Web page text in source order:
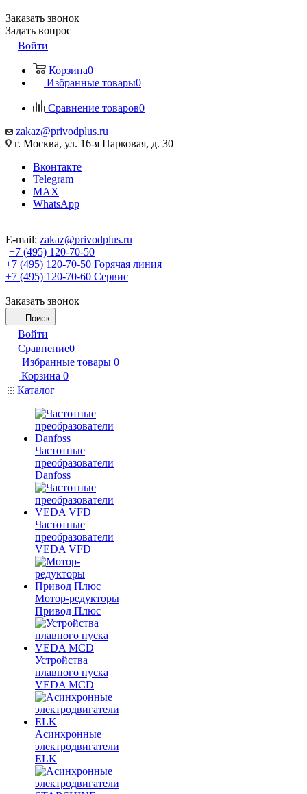
Заказать звонок
Задать вопрос
Войти
Корзина0
Избранные товары0
Сравнение товаров0
zakaz@privodplus.ru
г. Москва, ул. 16-я Парковая, д. 30
Вконтакте
Telegram
MAX
WhatsApp
E-mail: zakaz@privodplus.ru
+7 (495) 120-70-50
+7 (495) 120-70-50 Горячая линия
+7 (495) 120-70-60 Сервис
Заказать звонок
Поиск
Войти
Сравнение0
Избранные товары 0
Корзина 0
Каталог
Частотные
преобразователи
Danfoss
Частотные
преобразователи
VEDA VFD
Мотор-редукторы
Привод Плюс
Устройства
плавного пуска
VEDA MCD
Асинхронные
электродвигатели
ELK